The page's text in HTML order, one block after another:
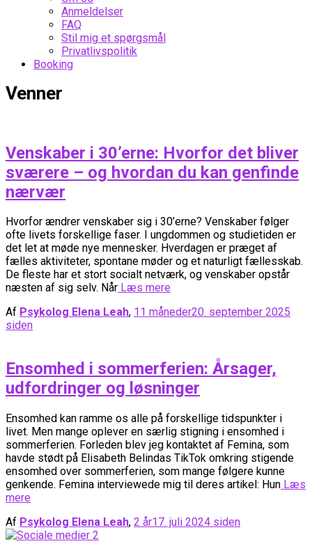
Anmeldelser
FAQ
Stil mig et spørgsmål
Privatlivspolitik
Booking
Venner
Venskaber i 30’erne: Hvorfor det bliver
sværere – og hvordan du kan genfinde
nærvær
Hvorfor ændrer venskaber sig i 30’erne? Venskaber følger
ofte livets forskellige faser. I ungdommen og studietiden er
det let at møde nye mennesker. Hverdagen er præget af
fælles aktiviteter, spontane møder og et naturligt fællesskab.
De fleste har et stort socialt netværk, og venskaber opstår
næsten af sig selv. Når Læs mere
Af Psykolog Elena Leah, 11 måneder20. september 2025
siden
Ensomhed i sommerferien: Årsager,
udfordringer og løsninger
Ensomhed kan ramme os alle på forskellige tidspunkter i
livet. Men mange oplever en særlig stigning i ensomhed i
sommerferien. Forleden blev jeg kontaktet af Femina, som
havde stødt på Elisabeth Belindas TikTok omkring stigende
ensomhed over sommerferien, som mange følgere kunne
genkende. Femina interviewede mig til deres artikel: Hun Læs
mere
Af Psykolog Elena Leah, 2 år17. juli 2024 siden